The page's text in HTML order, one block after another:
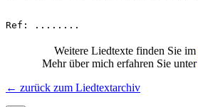
Ref: ........
Weitere Liedtexte finden Sie im
Mehr über mich erfahren Sie unter
← zurück zum Liedtextarchiv